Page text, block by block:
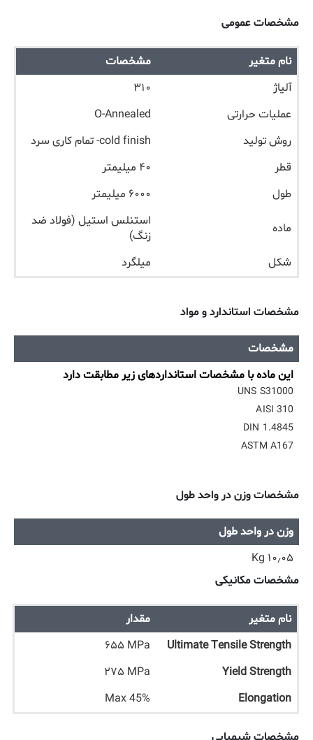
مشخصات عمومی
نام متغیر
مشخصات
آلیاژ
۳۱۰
عملیات حرارتی
O-Annealed
روش تولید
cold finish- تمام کاری سرد
قطر
۴۰ میلیمتر
طول
۶۰۰۰ میلیمتر
ماده
استنلس استیل (فولاد ضد
زنگ)
شکل
میلگرد
مشخصات استاندارد و مواد
مشخصات
این ماده با مشخصات استانداردهای زیر مطابقت دارد
UNS S31000
AISI 310
DIN 1.4845
ASTM A167
مشخصات وزن در واحد طول
وزن در واحد طول
۱۰٫۰۵ Kg
مشخصات مکانیکی
نام متغیر
مقدار
Ultimate Tensile Strength
۶۵۵ MPa
Yield Strength
۲۷۵ MPa
Elongation
Max 45%